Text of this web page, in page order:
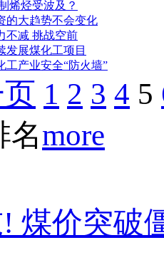
烯烃受波及？
的大趋势不会变化
不减 挑战空前
发展煤化工项目
工产业安全“防火墙”
页 1 2 3 4 5
名more
煤价突破